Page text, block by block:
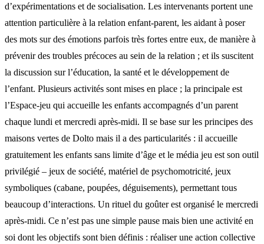
d’expérimentations et de socialisation. Les intervenants portent une
attention particulière à la relation enfant-parent, les aidant à poser
des mots sur des émotions parfois très fortes entre eux, de manière à
prévenir des troubles précoces au sein de la relation ; et ils suscitent
la discussion sur l’éducation, la santé et le développement de
l’enfant. Plusieurs activités sont mises en place ; la principale est
l’Espace-jeu qui accueille les enfants accompagnés d’un parent
chaque lundi et mercredi après-midi. Il se base sur les principes des
maisons vertes de Dolto mais il a des particularités : il accueille
gratuitement les enfants sans limite d’âge et le média jeu est son outil
privilégié – jeux de société, matériel de psychomotricité, jeux
symboliques (cabane, poupées, déguisements), permettant tous
beaucoup d’interactions. Un rituel du goûter est organisé le mercredi
après-midi. Ce n’est pas une simple pause mais bien une activité en
soi dont les objectifs sont bien définis : réaliser une action collective